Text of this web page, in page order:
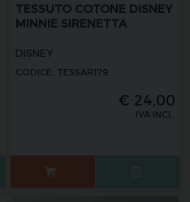
TESSUTO COTONE DISNEY
MINNIE SIRENETTA
DISNEY
CODICE: TESSAR179
€ 24,00
IVA INCL.